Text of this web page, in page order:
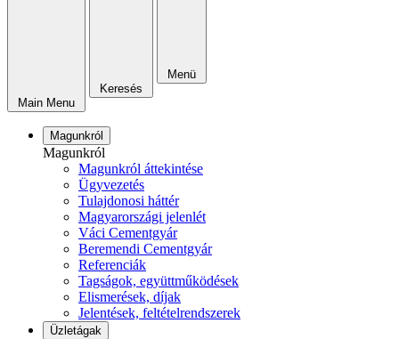
Main Menu
Keresés
Menü
Magunkról
Magunkról
Magunkról áttekintése
Ügyvezetés
Tulajdonosi háttér
Magyarországi jelenlét
Váci Cementgyár
Beremendi Cementgyár
Referenciák
Tagságok, együttműködések
Elismerések, díjak
Jelentések, feltételrendszerek
Üzletágak